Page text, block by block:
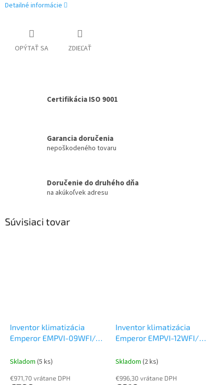
Detailné informácie
OPÝTAŤ SA ZDIEĽAŤ
Certifikácia ISO 9001
Garancia doručenia
nepoškodeného tovaru
Doručenie do druhého dňa
na akúkoľvek adresu
Súvisiaci tovar
Inventor klimatizácia
Emperor EMPVI-09WFI/
vonkajšia a vnútorná
Skladom (5 ks)
€971,70 vrátane DPH
Inventor klimatizácia
Emperor EMPVI-12WFI/
vonkajšia a vnútorná
Skladom (2 ks)
€996,30 vrátane DPH